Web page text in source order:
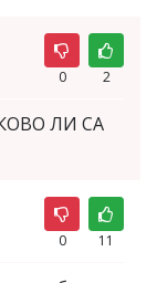
0 2
ЛИ СА
0 11